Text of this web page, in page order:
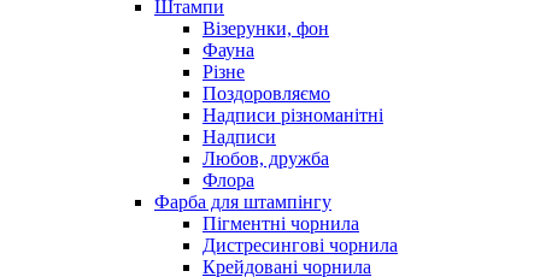
Штампи
Візерунки, фон
Фауна
Різне
Поздоровляємо
Надписи різноманітні
Надписи
Любов, дружба
Флора
Фарба для штампінгу
Пігментні чорнила
Дистресингові чорнила
Крейдовані чорнила